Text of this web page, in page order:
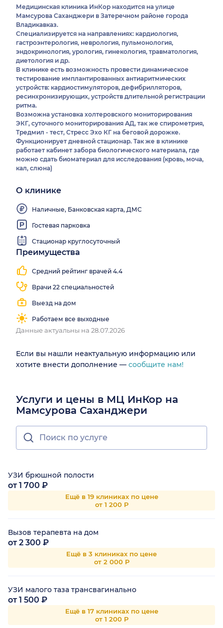
Медицинская клиника ИнКор находится на улице
Мамсурова Саханджери в Затеречном районе города
Владикавказ.
Специализируется на направлениях: кардиология,
гастроэнтерология, неврология, пульмонология,
эндокринология, урология, гинекология, травматология,
диетология и др.
В клинике есть возможность провести динамическое
тестирование имплантированных антиаритмических
устройств: кардиостимуляторов, дефибрилляторов,
ресинхронизирующих, устройств длительной регистрации
ритма.
Возможна установка холтеровского мониторирования
ЭКГ, суточного мониторирования АД, так же спирометрия,
Тредмил - тест, Стресс Эхо КГ на беговой дорожке.
Функционирует дневной стационар. Так же в клинике
работает кабинет забора биологического материала, где
можно сдать биоматериал для исследования (кровь, моча,
кал, слюна)
О клинике
Наличные, Банковская карта, ДМС
Гостевая парковка
Стационар круглосуточный
Преимущества
Средний рейтинг врачей 4.4
Врачи 22 специальностей
Выезд на дом
Работаем все выходные
Данные актуальны на 28.07.2026
Если вы нашли неактуальную информацию или
хотите внести дополнение — сообщите нам!
Услуги и цены в МЦ ИнКор на
Мамсурова Саханджери
УЗИ брюшной полости
от 1 700 ₽
Ещё в 19 клиниках по цене
от 1 200 Р
Вызов терапевта на дом
от 2 300 ₽
Ещё в 3 клиниках по цене
от 2 000 Р
УЗИ малого таза трансвагинально
от 1 500 ₽
Ещё в 17 клиниках по цене
от 1 200 Р